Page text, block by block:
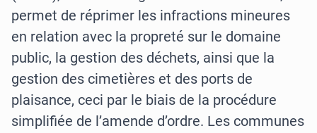
permet de réprimer les infractions mineures
en relation avec la propreté sur le domaine
public, la gestion des déchets, ainsi que la
gestion des cimetières et des ports de
plaisance, ceci par le biais de la procédure
simplifiée de l’amende d’ordre. Les communes